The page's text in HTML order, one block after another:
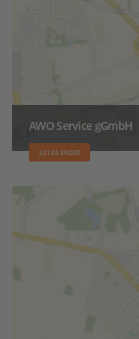
AWO Service gGmbH
32130 ENGER